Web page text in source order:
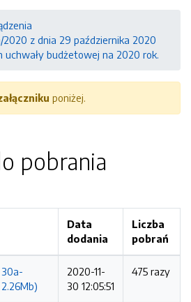
2020 z dnia 29 października 2020
uchwały budżetowej na 2020 rok.
poniżej.
pobrania
Data
dodania
Liczba
pobrań
30a-
2020-11-
30 12:05:51
475 razy